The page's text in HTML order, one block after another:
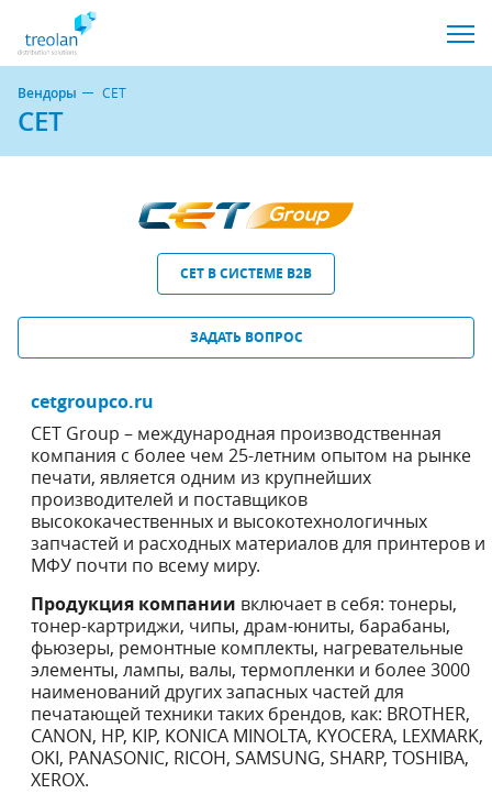
Вендоры CET
CET
CET В СИСТЕМЕ B2B
ЗАДАТЬ ВОПРОС
cetgroupco.ru
CET Group – международная производственная
компания с более чем 25-летним опытом на рынке
печати, является одним из крупнейших
производителей и поставщиков
высококачественных и высокотехнологичных
запчастей и расходных материалов для принтеров и
МФУ почти по всему миру.
Продукция компании включает в себя: тонеры,
тонер-картриджи, чипы, драм-юниты, барабаны,
фьюзеры, ремонтные комплекты, нагревательные
элементы, лампы, валы, термопленки и более 3000
наименований других запасных частей для
печатающей техники таких брендов, как: BROTHER,
CANON, HP, KIP, KONICA MINOLTA, KYOCERA, LEXMARK,
OKI, PANASONIC, RICOH, SAMSUNG, SHARP, TOSHIBA,
XEROX.